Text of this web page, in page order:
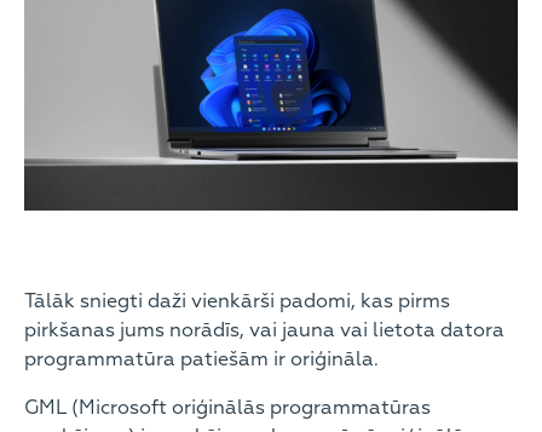
Tālāk sniegti daži vienkārši padomi, kas pirms
pirkšanas jums norādīs, vai jauna vai lietota datora
programmatūra patiešām ir oriģināla.
GML (Microsoft oriģinālās programmatūras